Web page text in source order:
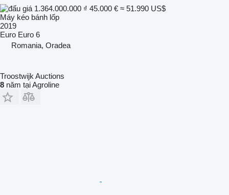
1.364.000.000 ₫ 45.000 € ≈ 51.990 US$
Máy kéo bánh lốp
2019
Euro Euro 6
Romania, Oradea
Troostwijk Auctions
8 năm tại Agroline